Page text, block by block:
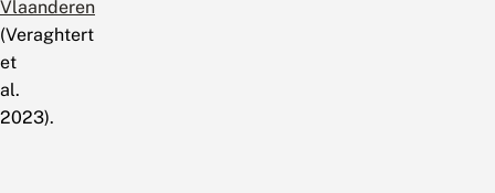
(Veraghtert
et
al.
2023).